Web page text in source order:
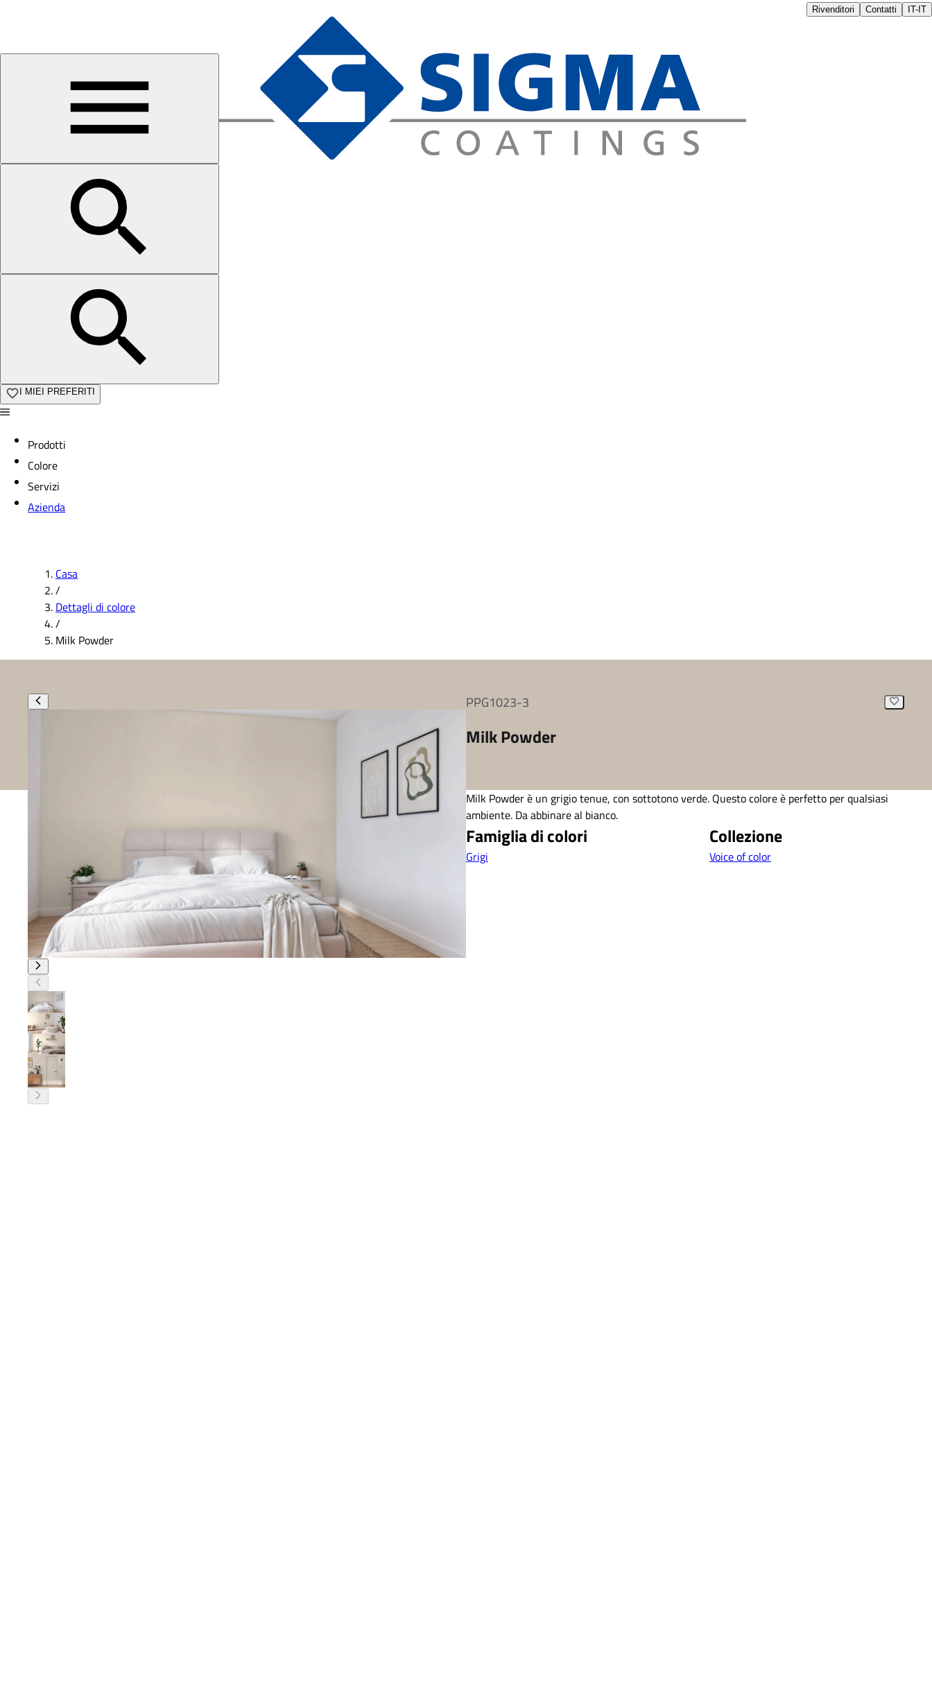
Rivenditori Contatti IT-IT
I MIEI PREFERITI
Prodotti
Colore
Servizi
Azienda
Casa
/
Dettagli di colore
/
Milk Powder
PPG1023-3
Milk Powder
Milk Powder è un grigio tenue, con sottotono verde. Questo colore è perfetto per qualsiasi
ambiente. Da abbinare al bianco.
Famiglia di colori
Grigi
Collezione
Voice of color